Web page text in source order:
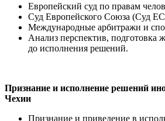
Европейский суд по правам
Суд Европейского Союза (Суд
Международные арбитражи и
Анализ перспектив, подготовка
до исполнения решений.
Признание и исполнение решений
Чехии
Признание и приведение в